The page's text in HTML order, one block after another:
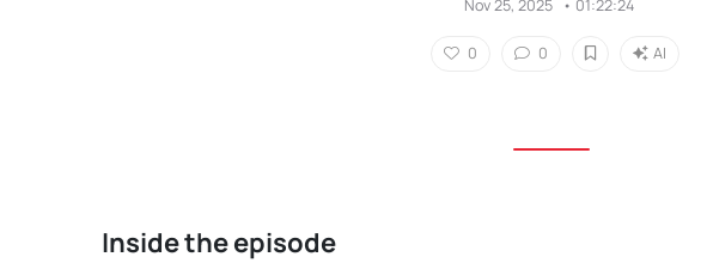
Nov 25, 2025 • 01:22:24
0 0 AI
Inside the episode